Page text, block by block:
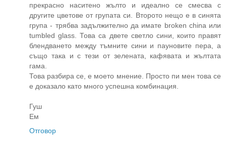
прекрасно наситено жълто и идеално се смесва с
другите цветове от групата си. Второто нещо е в синята
група - трябва задължително да имате broken china или
tumbled glass. Това са двете светло сини, които правят
блендването между тъмните сини и пауновите пера, а
също така и с тези от зелената, кафявата и жълтата
гама.
Това разбира се, е моето мнение. Просто пи мен това се
е доказало като много успешна комбинация.
Гуш
Ем
Отговор